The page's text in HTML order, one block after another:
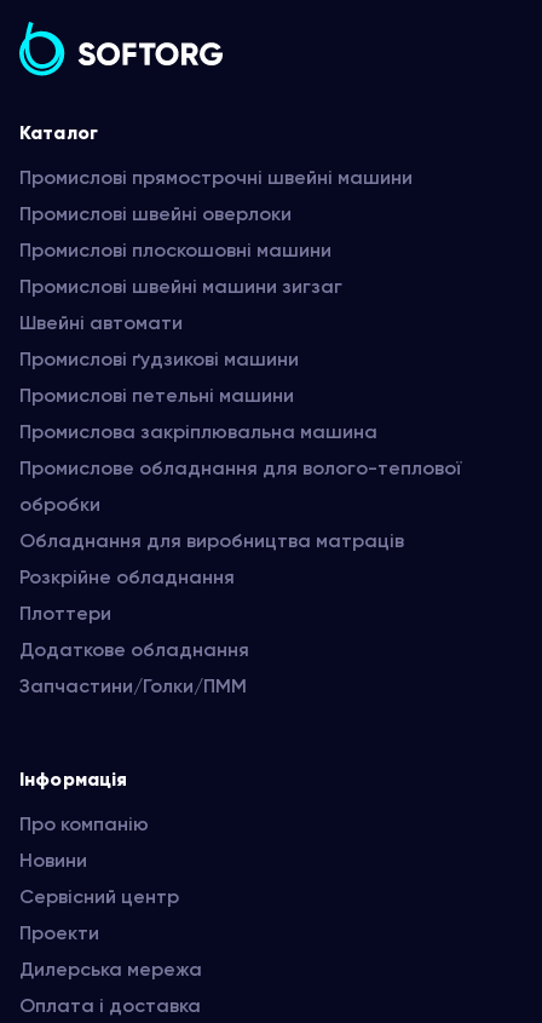
Каталог
Промислові прямострочні швейні машини
Промислові швейні оверлоки
Промислові плоскошовні машини
Промислові швейні машини зигзаг
Швейні автомати
Промислові ґудзикові машини
Промислові петельні машини
Промислова закріплювальна машина
Промислове обладнання для волого-теплової
обробки
Обладнання для виробництва матраців
Розкрійне обладнання
Плоттери
Додаткове обладнання
Запчастини/Голки/ПММ
Інформація
Про компанію
Новини
Сервісний центр
Проекти
Дилерська мережа
Оплата і доставка